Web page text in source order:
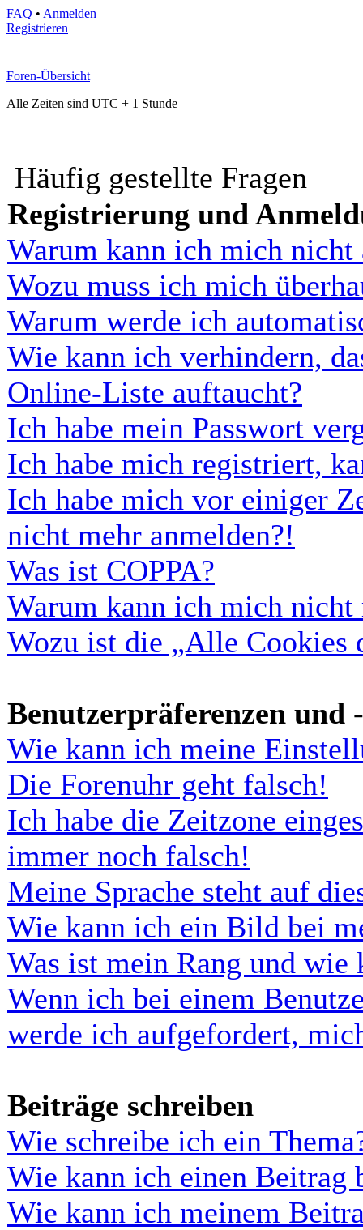
FAQ • Anmelden
Registrieren
Foren-Übersicht
Alle Zeiten sind UTC + 1 Stunde
Häufig gestellte Fragen
Registrierung und
Warum kann ich mich nicht
Wozu muss ich mich
Warum werde ich
Wie kann ich verhindern,
Online-Liste auftaucht?
Ich habe mein Passwort
Ich habe mich registriert,
Ich habe mich vor einiger
nicht mehr anmelden?!
Was ist COPPA?
Warum kann ich mich nicht
Wozu ist die „Alle Cookies
Benutzerpräferenzen und
Wie kann ich meine
Die Forenuhr geht falsch!
Ich habe die Zeitzone
immer noch falsch!
Meine Sprache steht auf
Wie kann ich ein Bild bei
Was ist mein Rang und wie
Wenn ich bei einem
werde ich aufgefordert,
Beiträge schreiben
Wie schreibe ich ein
Wie kann ich einen Beitrag
Wie kann ich meinem